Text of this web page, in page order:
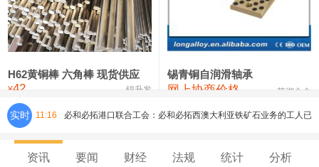
铸造铝合金锭(ZLD104) 24,300—24,500 24,400
压铸锌合金锭 26,500—26,700
氯化镍 38,300—40,300 39,300 0
H62黄铜棒 六角棒 现货供应
¥42 锦升发
锡青铜自润滑轴承
网上协商价格 芜湖合金
实时 11:16 必和必拓港口联合工会：必和必拓西澳大利亚铁矿石业务的工人已
通知，将于8月9日实施24小时停工。
资讯 要闻 财经 法规 统计 分析